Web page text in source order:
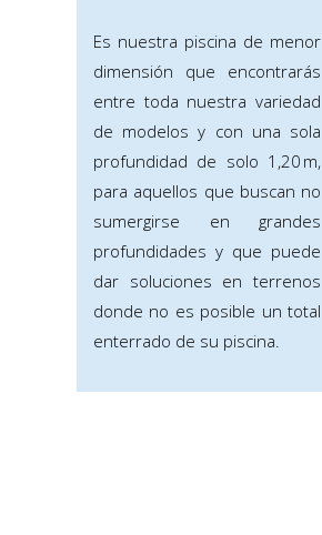
Es nuestra piscina de menor
dimensión que encontrarás
entre toda nuestra variedad
de modelos y con una sola
profundidad de solo 1,20 m,
para aquellos que buscan no
sumergirse en grandes
profundidades y que puede
dar soluciones en terrenos
donde no es posible un total
enterrado de su piscina.